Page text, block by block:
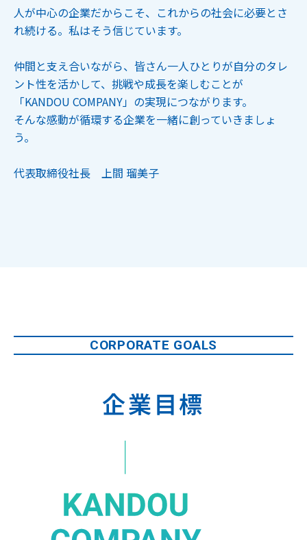
人が中心の企業だからこそ、これからの社会に必要とさ
れ続ける。私はそう信じています。
仲間と支え合いながら、皆さん一人ひとりが自分のタレ
ント性を活かして、挑戦や成長を楽しむことが
「KANDOU COMPANY」の実現につながります。
そんな感動が循環する企業を一緒に創っていきましょ
う。
代表取締役社長 上間 瑠美子
CORPORATE GOALS
企業目標